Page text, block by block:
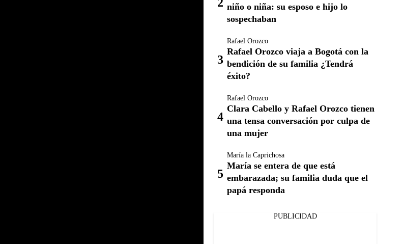
niño o niña: su esposo e hijo lo
sospechaban
Rafael Orozco
Rafael Orozco viaja a Bogotá con la
bendición de su familia ¿Tendrá
éxito?
Rafael Orozco
Clara Cabello y Rafael Orozco tienen
una tensa conversación por culpa de
una mujer
María la Caprichosa
María se entera de que está
embarazada; su familia duda que el
papá responda
PUBLICIDAD